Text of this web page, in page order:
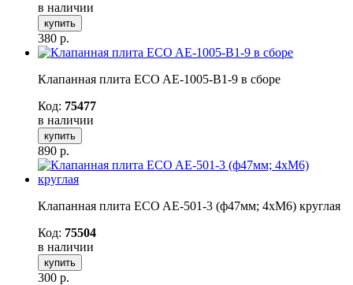
в наличии
купить
380 р.
Клапанная плита ECO AE-1005-B1-9 в сборе
Код: 75477
в наличии
купить
890 р.
Клапанная плита ECO AE-501-3 (ф47мм; 4хМ6) круглая
Код: 75504
в наличии
купить
300 р.